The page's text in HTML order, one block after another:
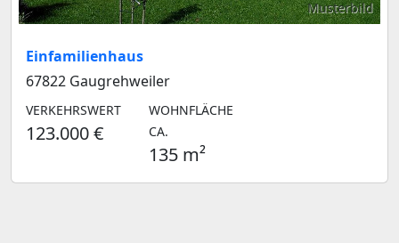
Musterbild
Einfamilienhaus
67822 Gaugrehweiler
VERKEHRSWERT
123.000 €
WOHNFLÄCHE
CA.
135 m²